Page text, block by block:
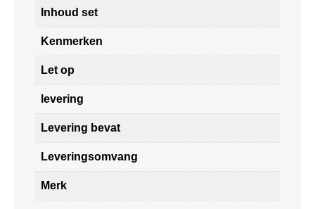
Inhoud set
Kenmerken
Let op
levering
Levering bevat
Leveringsomvang
Merk